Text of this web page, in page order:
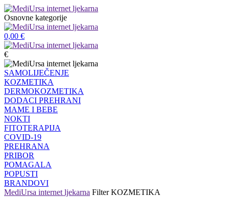
Osnovne kategorije
0,00 €
€
SAMOLIJEČENJE
KOZMETIKA
DERMOKOZMETIKA
DODACI PREHRANI
MAME I BEBE
NOKTI
FITOTERAPIJA
COVID-19
PREHRANA
PRIBOR
POMAGALA
POPUSTI
BRANDOVI
MediUrsa internet ljekarna Filter KOZMETIKA